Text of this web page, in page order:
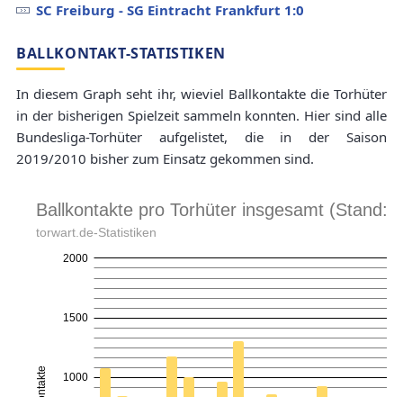
SC Freiburg - SG Eintracht Frankfurt 1:0
BALLKONTAKT-STATISTIKEN
In diesem Graph seht ihr, wieviel Ballkontakte die Torhüter
in der bisherigen Spielzeit sammeln konnten. Hier sind alle
Bundesliga-Torhüter aufgelistet, die in der Saison
2019/2010 bisher zum Einsatz gekommen sind.